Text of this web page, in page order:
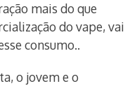
mais do que
do vape, vai
consumo..
o jovem e o